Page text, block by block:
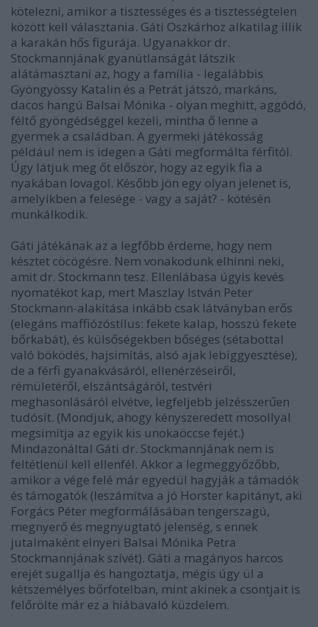
kötelezni, amikor a tisztességes és a tisztességtelen
között kell választania. Gáti Oszkárhoz alkatilag illik
a karakán hős figurája. Ugyanakkor dr.
Stockmannjának gyanútlanságát látszik
alátámasztani az, hogy a família - legalábbis
Gyöngyössy Katalin és a Petrát játszó, markáns,
dacos hangú Balsai Mónika - olyan meghitt, aggódó,
féltő gyöngédséggel kezeli, mintha ő lenne a
gyermek a családban. A gyermeki játékosság
például nem is idegen a Gáti megformálta férfitól.
Úgy látjuk meg őt először, hogy az egyik fia a
nyakában lovagol. Később jön egy olyan jelenet is,
amelyikben a felesége - vagy a saját? - kötésén
munkálkodik.
Gáti játékának az a legfőbb érdeme, hogy nem
késztet cöcögésre. Nem vonakodunk elhinni neki,
amit dr. Stockmann tesz. Ellenlábasa úgyis kevés
nyomatékot kap, mert Maszlay István Peter
Stockmann-alakítása inkább csak látványban erős
(elegáns maffiózóstílus: fekete kalap, hosszú fekete
bőrkabát), és külsőségekben bőséges (sétabottal
való böködés, hajsimítás, alsó ajak lebiggyesztése),
de a férfi gyanakvásáról, ellenérzéseiről,
rémületéről, elszántságáról, testvéri
meghasonlásáról elvétve, legfeljebb jelzésszerűen
tudósít. (Mondjuk, ahogy kényszeredett mosollyal
megsimítja az egyik kis unokaöccse fejét.)
Mindazonáltal Gáti dr. Stockmannjának nem is
feltétlenül kell ellenfél. Akkor a legmeggyőzőbb,
amikor a vége felé már egyedül hagyják a támadók
és támogatók (leszámítva a jó Horster kapitányt, aki
Forgács Péter megformálásában tengerszagú,
megnyerő és megnyugtató jelenség, s ennek
jutalmaként elnyeri Balsai Mónika Petra
Stockmannjának szívét). Gáti a magányos harcos
erejét sugallja és hangoztatja, mégis úgy ül a
kétszemélyes bőrfotelban, mint akinek a csontjait is
felőrölte már ez a hiábavaló küzdelem.